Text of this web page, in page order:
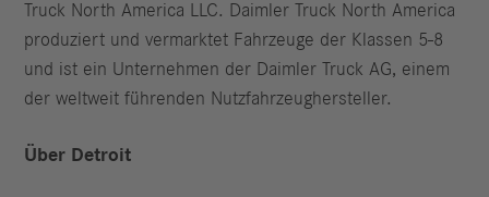
Truck North America LLC. Daimler Truck North America
produziert und vermarktet Fahrzeuge der Klassen 5-8
und ist ein Unternehmen der Daimler Truck AG, einem
der weltweit führenden Nutzfahrzeughersteller.
Über Detroit